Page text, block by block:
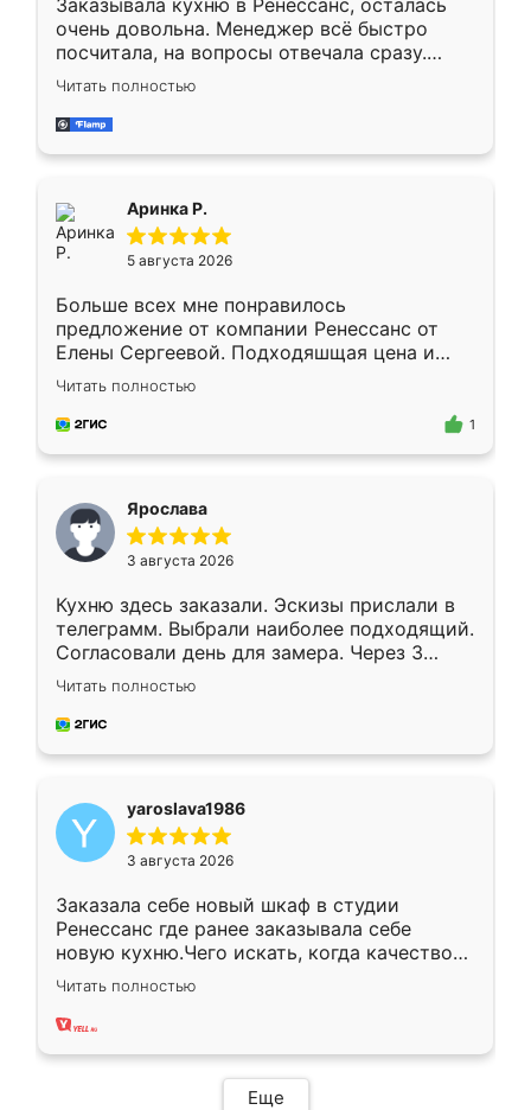
Заказывала кухню в Ренессанс, осталась
очень довольна. Менеджер всё быстро
посчитала, на вопросы отвечала сразу.
Замерщик приехал в субботу, подошёл к
делу со всей ответственностью. Собрали
за день, ребята работали аккуратно, даже
Читать полностью
Аринка Р.
5 августа 2026
Больше всех мне понравилось
предложение от компании Ренессанс от
Елены Сергеевой. Подходяшщая цена и
короткие сроки изготовления. Приехавший
для замера сотрудник Владислав
предложил по моему эскизу самый
Читать полностью
1
Ярослава
3 августа 2026
Кухню здесь заказали. Эскизы прислали в
телеграмм. Выбрали наиболее подходящий.
Согласовали день для замера. Через 3
недели кухня была уже готова. Остались
довольны работой. Спасибо Ренессанс
мебель за качественную работу!
Читать полностью
yaroslava1986
3 августа 2026
Заказала себе новый шкаф в студии
Ренессанс где ранее заказывала себе
новую кухню.Чего искать, когда качеством
вполне довольна. Служит кухня уже почти
два года, нареканий нет.
Читать полностью
Еще